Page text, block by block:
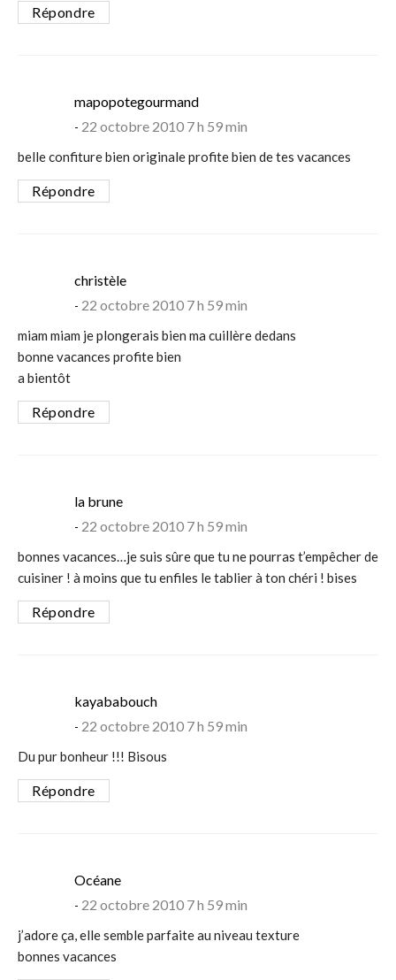
Répondre
mapopotegourmandsays:
22 octobre 2010 7 h 59 min
belle confiture bien originale profite bien de tes vacances
Répondre
christèlesays:
22 octobre 2010 7 h 59 min
miam miam je plongerais bien ma cuillère dedans
bonne vacances profite bien
a bientôt
Répondre
la brunesays:
22 octobre 2010 7 h 59 min
bonnes vacances…je suis sûre que tu ne pourras t’empêcher de
cuisiner ! à moins que tu enfiles le tablier à ton chéri ! bises
Répondre
kayababouchsays:
22 octobre 2010 7 h 59 min
Du pur bonheur !!! Bisous
Répondre
Océanesays:
22 octobre 2010 7 h 59 min
j’adore ça, elle semble parfaite au niveau texture
bonnes vacances